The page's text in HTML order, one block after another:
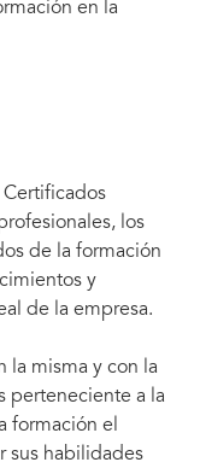
en la
los
de la formación
y
de la empresa.
la misma y con la
perteneciente a la
formación el
sus habilidades